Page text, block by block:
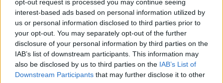
opt-out request is processed you may continue seeing
interest-based ads based on personal information utilized by
us or personal information disclosed to third parties prior to
your opt-out. You may separately opt-out of the further
disclosure of your personal information by third parties on the
IAB’s list of downstream participants. This information may
also be disclosed by us to third parties on the IAB’s List of
Downstream Participants that may further disclose it to other